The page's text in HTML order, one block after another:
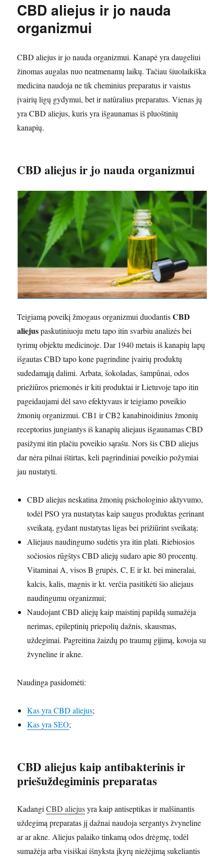
CBD aliejus ir jo nauda
organizmui
CBD aliejus ir jo nauda organizmui. Kanapė yra daugeliui
žinomas augalas nuo neatmenamų laikų. Tačiau šiuolaikiška
medicina naudoja ne tik cheminius preparatus ir vaistus
įvairių ligų gydymui, bet ir natūralius preparatus. Vienas jų
yra CBD aliejus, kuris yra išgaunamas iš pluoštinių
kanapių.
CBD aliejus ir jo nauda organizmui
Teigiamą poveikį žmogaus organizmui duodantisCBD
aliejuspaskutiniuoju metu tapo itin svarbiu analizės bei
tyrimų objektu medicinoje. Dar 1940 metais iš kanapių lapų
išgautas CBD tapo kone pagrindine įvairių produktų
sudedamąją dalimi. Arbata, šokoladas, šampūnai, odos
priežiūros priemonės ir kiti produktai ir Lietuvoje tapo itin
pageidaujami dėl savo efektyvaus ir teigiamo poveikio
žmonių organizmui. CB1 ir CB2 kanabinoidinius žmonių
receptorius jungiantys iš kanapių aliejaus išgaunamas CBD
pasižymi itin plačiu poveikio sąrašu. Nors šis CBD aliejus
dar nėra pilnai ištirtas, keli pagrindiniai poveikio požymiai
jau nustatyti.
CBD aliejus neskatina žmonių psichologinio aktyvumo,
todėl PSO yra nustatytas kaip saugus produktas gerinant
sveikatą, gydant nustatytas ligas bei prižiūrint sveikatą;
Aliejaus naudingumo sudėtis yra itin plati. Riebiosios
sočiosios rūgštys CBD aliejų sudaro apie 80 procentų.
Vitaminai A, visos B grupės, C, E ir kt. bei mineralai,
kalcis, kalis, magnis ir kt. verčia pasitikėti šio aliejaus
naudingumu organizmui;
Naudojant CBD aliejų kaip maistinį papildą sumažėja
nerimas, epileptinių priepolių dažnis, skausmas,
uždegimai. Pagreitina žaizdų po traumų gijimą, kovoja su
žvyneline ir akne.
Naudinga pasidomėti:
Kas yra CBD aliejus;
Kas yra SEO;
CBD aliejus kaip antibakterinis ir
priešuždegiminis preparatas
KadangiCBD aliejusyra kaip antiseptikas ir malšinantis
uždegimą preparatas jį dažnai naudoja sergantys žvyneline
ar ar akne. Aliejus palaiko tinkamą odos drėgmę, todėl
sumažėja arba visiškai išnyksta įkyrų niežėjimą sukeliantis